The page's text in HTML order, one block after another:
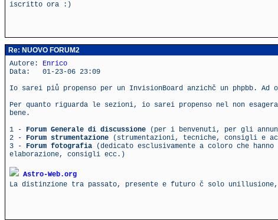
iscritto ora :)
Re: NUOVO FORUM2
Autore: Enrico
Data: 01-23-06 23:09
Io sarei piů propenso per un InvisionBoard anzichč un phpbb.
Per quanto riguarda le sezioni, io sarei propenso nel non
bene.
1 - Forum Generale di discussione (per i benvenuti, per gli
2 - Forum strumentazione (strumentazioni, tecniche, consigli e
3 - Forum fotografia (dedicato esclusivamente a coloro che
elaborazione, consigli ecc.)
Astro-Web.org
La distinzione tra passato, presente e futuro č solo